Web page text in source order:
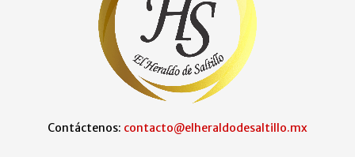
Contáctenos: contacto@elheraldodesaltillo.mx